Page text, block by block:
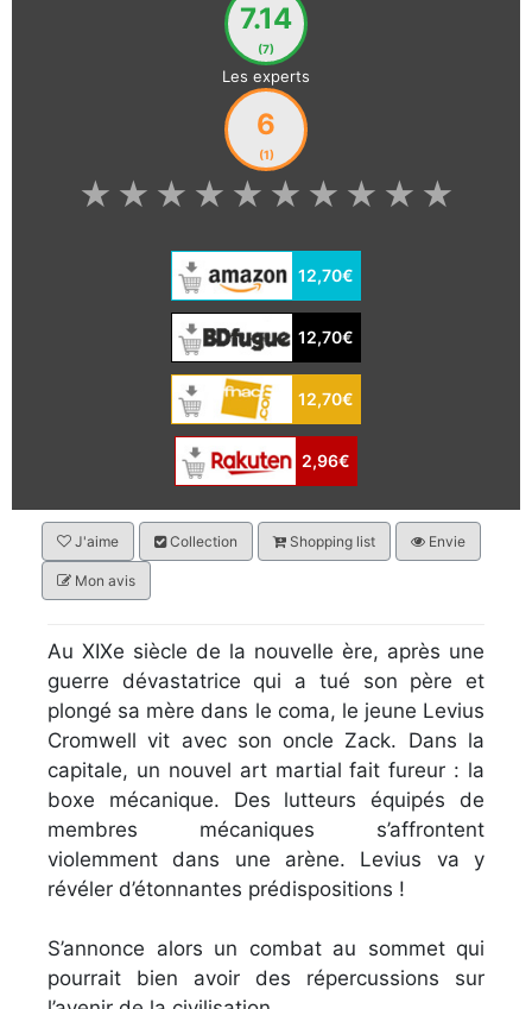
7.14
(7)
Les experts
6
(1)
★
★
★
★
★
★
★
★
★
★
12,70€
12,70€
12,70€
2,96€
J'aime Collection Shopping list Envie
Mon avis
Au XIXe siècle de la nouvelle ère, après une
guerre dévastatrice qui a tué son père et
plongé sa mère dans le coma, le jeune Levius
Cromwell vit avec son oncle Zack. Dans la
capitale, un nouvel art martial fait fureur : la
boxe mécanique. Des lutteurs équipés de
membres mécaniques s’affrontent
violemment dans une arène. Levius va y
révéler d’étonnantes prédispositions !
S’annonce alors un combat au sommet qui
pourrait bien avoir des répercussions sur